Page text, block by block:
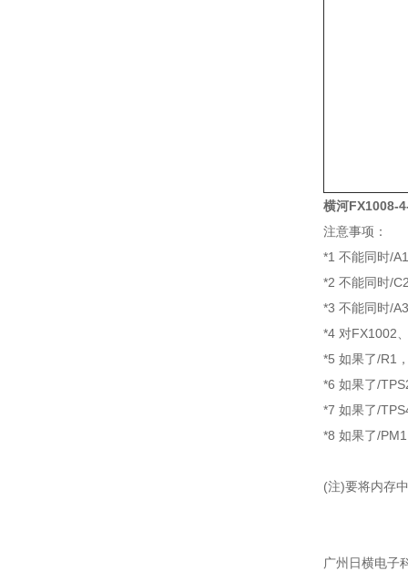
横河FX1008-
注意事项：
*1 不能同时/
*2 不能同时/
*3 不能同时/
*4 对FX1002
*5 如果了/R1
*6 如果了/
*7 如果了/
*8 如果了/
(注)要将内存
广州日横电子